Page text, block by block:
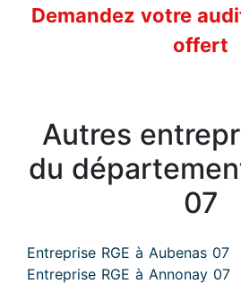
Demandez votre
offert
Autres
du
07
Entreprise RGE à Aubenas 07
Entreprise RGE à Annonay 07